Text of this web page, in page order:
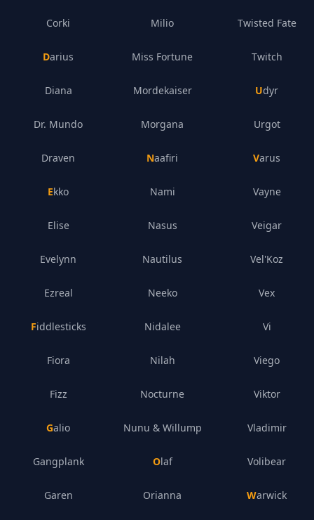
Corki
Darius
Diana
Dr. Mundo
Draven
Ekko
Elise
Evelynn
Ezreal
Fiddlesticks
Fiora
Fizz
Galio
Gangplank
Garen
Milio
Miss Fortune
Mordekaiser
Morgana
Naafiri
Nami
Nasus
Nautilus
Neeko
Nidalee
Nilah
Nocturne
Nunu & Willump
Olaf
Orianna
Twisted Fate
Twitch
Udyr
Urgot
Varus
Vayne
Veigar
Vel'Koz
Vex
Vi
Viego
Viktor
Vladimir
Volibear
Warwick